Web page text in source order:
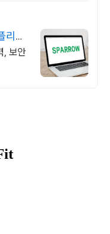
리케
, 보안